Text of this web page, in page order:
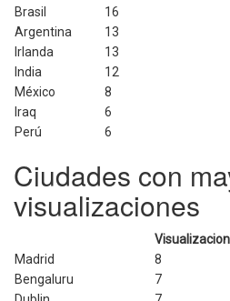
Brasil
16
Argentina
13
Irlanda
13
India
12
México
8
Iraq
6
Perú
6
Ciudades con
visualizaciones
Madrid
8
Bengaluru
7